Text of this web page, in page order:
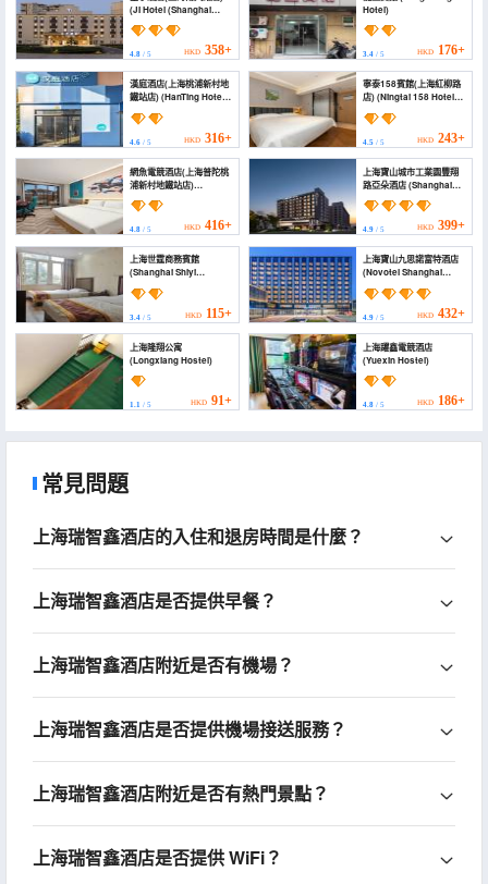
(JI Hotel (Shanghai
Nanda Road))
4.8 / 5 HKD 358+
Hotel)
3.4/ 5 HKD 176+
漢庭酒店(上海桃浦新村地
鐵站店) (HanTing Hotel
(Shanghai Taopu
Xincun Subway
Station))
4.6 / 5 HKD 316+
寧泰158賓館(上海紅柳路
店) (Ningtai 158 Hotel
Shanghai Taopu New
Village)
4.5/ 5 HKD 243+
網魚電競酒店(上海普陀桃
浦新村地鐵站店)
(Wangyu E-Sports
Hotel (Shanghai Putuo
Taopu Xincun Subway
Station))
4.8 / 5 HKD 416+
上海寶山城市工業園豐翔
路亞朵酒店 (Shanghai
Baoshan Urban
Industrial Park
FengXiang Road Atour
Hotel)
4.9/ 5 HKD 399+
上海世霆商務賓館
(Shanghai Shiyi
3.4 / 5 HKD 115+
上海寶山九思諾富特酒店
(Novotel Shanghai
4.9/ 5 HKD 432+
上海隆翔公寓
(Longxiang Hostel)
1.1 / 5 HKD 91+
上海躍鑫電競酒店
(Yuexin Hostel)
4.8/ 5 HKD 186+
常見問題
上海瑞智鑫酒店的入住和退房時間是什麼？
上海瑞智鑫酒店是否提供早餐？
上海瑞智鑫酒店附近是否有機場？
上海瑞智鑫酒店是否提供機場接送服務？
上海瑞智鑫酒店附近是否有熱門景點？
上海瑞智鑫酒店是否提供 WiFi？